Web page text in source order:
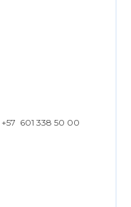
+57 601 338 50 00